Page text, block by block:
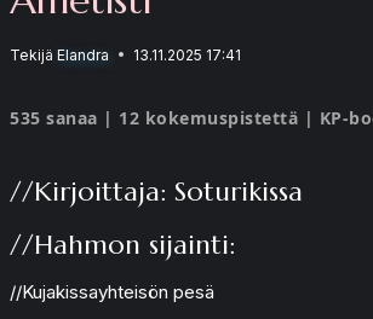
Tekijä Elandra 13.11.2025 17:41
535 sanaa | 12 kokemuspistettä | KP-
//Kirjoittaja: Soturikissa
//Hahmon sijainti:
//Kujakissayhteisön pesä